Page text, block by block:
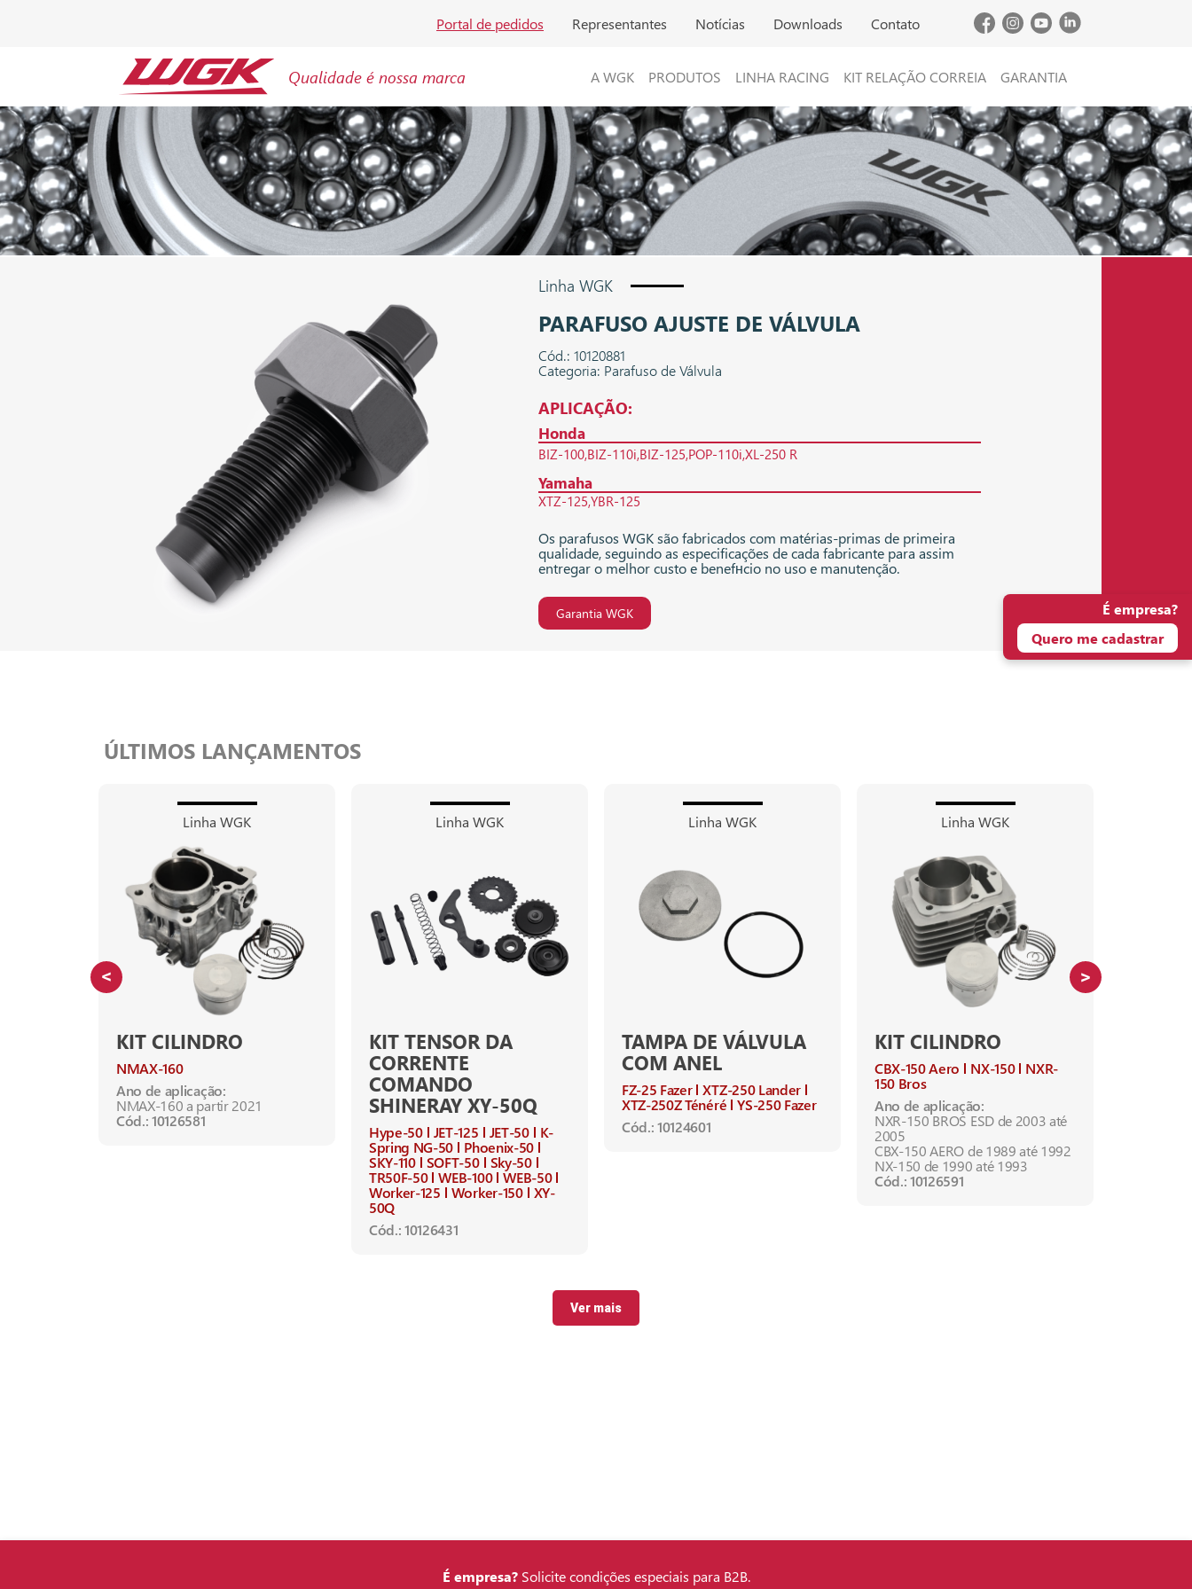
Portal de pedidos Representantes Notícias Downloads Contato
Qualidade é nossa marca A WGK PRODUTOS LINHA RACING KIT RELAÇÃO CORREIA GARANTIA
Linha WGK
PARAFUSO AJUSTE DE VÁLVULA
Cód.: 10120881
Categoria: Parafuso de Válvula
APLICAÇÃO:
Honda
BIZ-100 BIZ-110i BIZ-125 POP-110i XL-250 R
Yamaha
XTZ-125 YBR-125
Os parafusos WGK são fabricados com matérias-primas de primeira
qualidade, seguindo as especificações de cada fabricante para assim
entregar o melhor custo e benefнcio no uso e manutenção.
Garantia WGK
ÚLTIMOS LANÇAMENTOS
Linha WGK
KIT CILINDRO
NMAX-160
Ano de aplicação:
NMAX-160 a partir 2021
Cód.: 10126581
Linha WGK
KIT TENSOR DA
CORRENTE
COMANDO
SHINERAY XY-50Q
Hype-50 JET-125 JET-50
K-
Spring NG-50
Phoenix-50
SKY-110 SOFT-50 Sky-50
TR50F-50 WEB-100 WEB-50
Worker-125
Worker-150 XY-
50Q
Cód.: 10126431
Linha WGK
TAMPA DE VÁLVULA
COM ANEL
FZ-25 Fazer XTZ-250 Lander
XTZ-250Z Ténéré YS-250 Fazer
Cód.: 10124601
Linha WGK
KIT CILINDRO
CBX-150 Aero NX-150
NXR-
150 Bros
Ano de aplicação:
NXR-150 BROS ESD de 2003 até
2005
CBX-150 AERO de 1989 até 1992
NX-150 de 1990 até 1993
Cód.: 10126591
Ver mais
É empresa?
Quero me cadastrar
É empresa?Solicite condições especiais para B2B.